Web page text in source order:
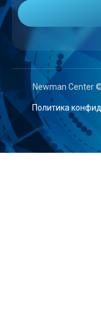
Newman Center
Политика